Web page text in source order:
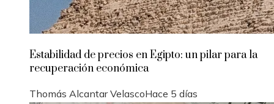
Estabilidad de precios en Egipto: un pilar para la
recuperación económica
Thomás Alcantar VelascoHace 5 días